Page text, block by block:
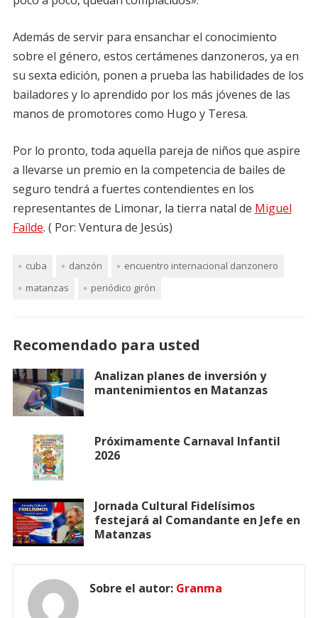
Además de servir para ensanchar el conocimiento
sobre el género, estos certámenes danzoneros, ya en
su sexta edición, ponen a prueba las habilidades de los
bailadores y lo aprendido por los más jóvenes de las
manos de promotores como Hugo y Teresa.
Por lo pronto, toda aquella pareja de niños que aspire
a llevarse un premio en la competencia de bailes de
seguro tendrá a fuertes contendientes en los
representantes de Limonar, la tierra natal de Miguel
Faílde. ( Por: Ventura de Jesús)
cuba danzón
encuentro internacional danzonero
matanzas
periódico girón
Recomendado para usted
Analizan planes de inversión y
mantenimientos en Matanzas
Próximamente Carnaval Infantil
2026
Jornada Cultural Fidelísimos
festejará al Comandante en Jefe en
Matanzas
Sobre el autor: Granma